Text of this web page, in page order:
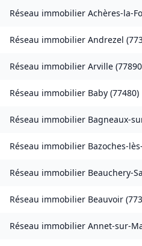
Réseau immobilier Achères-la-
Réseau immobilier Andrezel (
Réseau immobilier Arville (77890
Réseau immobilier Baby (77480)
Réseau immobilier Bagneaux-
Réseau immobilier Bazoches-
Réseau immobilier Beauchery-
Réseau immobilier Beauvoir (
Réseau immobilier Annet-sur-